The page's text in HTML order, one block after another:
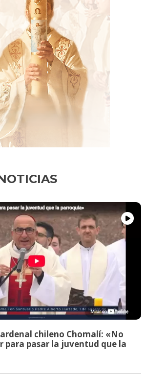
chileno Chomalí: «No
para pasar la juventud que la